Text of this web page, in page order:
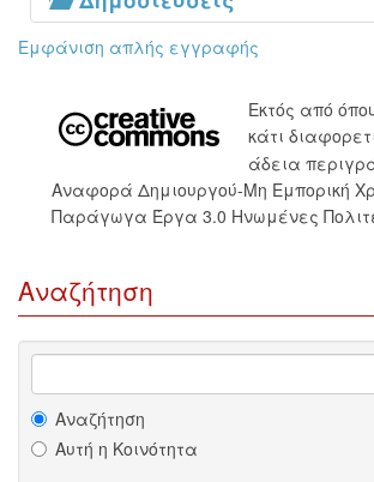
Εμφάνιση απλής εγγραφής
Εκτός από
κάτι
άδεια
Αναφορά Δημιουργού-Μη Εμπορική
Παράγωγα Έργα 3.0 Ηνωμένες
Αναζήτηση
Αναζήτηση
Αυτή η Κοινότητα